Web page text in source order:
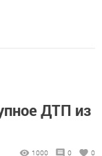
ДТП из
1000 0 0